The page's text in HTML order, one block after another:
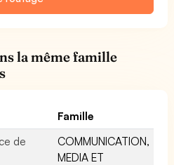
la même famille
Famille
de
COMMUNICATION,
MEDIA ET